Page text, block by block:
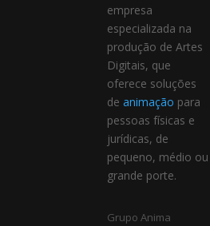
empresa
especializada na
produção de Artes
Digitais, que
oferece soluções
deanimação para
pessoas físicas e
jurídicas, de
pequeno, médio ou
grande porte.
Grupo Anima